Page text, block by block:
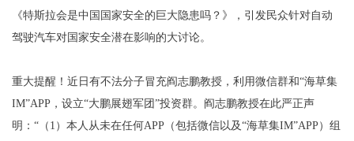
《特斯拉会是中国国家安全的巨大隐患吗？》，引发民众针对自动
驾驶汽车对国家安全潜在影响的大讨论。
重大提醒！近日有不法分子冒充阎志鹏教授，利用微信群和“海草集
IM”APP，设立“大鹏展翅军团”投资群。阎志鹏教授在此严正声
明：“（1）本人从未在任何APP（包括微信以及“海草集IM”APP）组